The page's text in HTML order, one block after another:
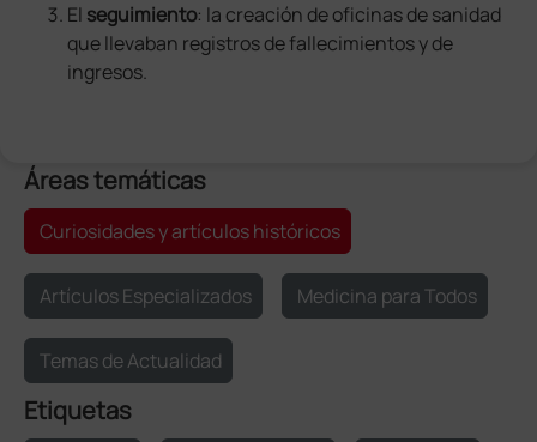
El seguimiento: la creación de oficinas de sanidad
que llevaban registros de fallecimientos y de
ingresos.
Áreas temáticas
Curiosidades y artículos históricos
Artículos Especializados Medicina para Todos
Temas de Actualidad
Etiquetas